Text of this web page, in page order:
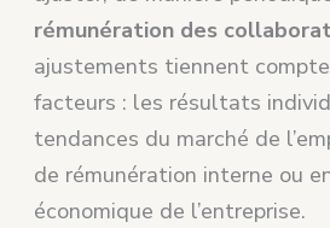
rémunération des
ajustements tiennent
facteurs : les résultats
tendances du marché de
de rémunération interne ou
économique de l’entreprise.